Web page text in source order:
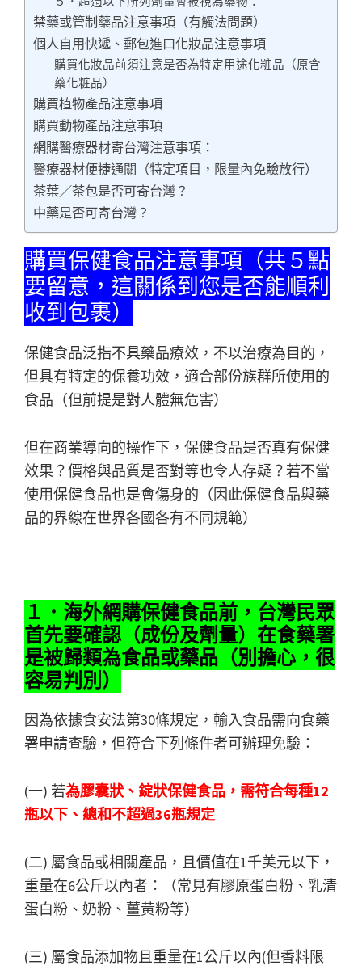
禁藥或管制藥品注意事項（有觸法問題）
個人自用快遞、郵包進口化妝品注意事項
購買化妝品前須注意是否為特定用途化粧品（原含
藥化粧品）
購買植物產品注意事項
購買動物產品注意事項
網購醫療器材寄台灣注意事項：
醫療器材便捷通關（特定項目，限量內免驗放行）
茶葉／茶包是否可寄台灣？
中藥是否可寄台灣？
購買保健食品注意事項（共５點
要留意，這關係到您是否能順利
收到包裹）
保健食品泛指不具藥品療效，不以治療為目的，
但具有特定的保養功效，適合部份族群所使用的
食品（但前提是對人體無危害）
但在商業導向的操作下，保健食品是否真有保健
效果？價格與品質是否對等也令人存疑？若不當
使用保健食品也是會傷身的（因此保健食品與藥
品的界線在世界各國各有不同規範）
１．海外網購保健食品前，台灣民眾
首先要確認（成份及劑量）在食藥署
是被歸類為食品或藥品（別擔心，很
容易判別）
因為依據食安法第30條規定，輸入食品需向食藥
署申請查驗，但符合下列條件者可辦理免驗：
(一) 若為膠囊狀、錠狀保健食品，需符合每種12
瓶以下、總和不超過36瓶規定
(二) 屬食品或相關產品，且價值在1千美元以下，
重量在6公斤以內者：（常見有膠原蛋白粉、乳清
蛋白粉、奶粉、薑黃粉等）
(三) 屬食品添加物且重量在1公斤以內(但香料限